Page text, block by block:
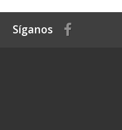
Síganos